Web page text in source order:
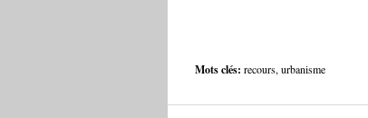
Mots clés: recours, urbanisme